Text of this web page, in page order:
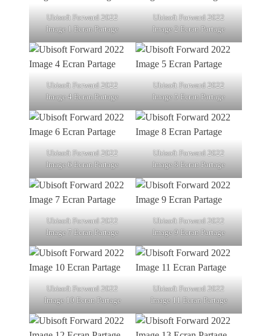
Ubisoft Forward 2022
Image 1 Ecran Partage
Ubisoft Forward 2022
Image 2 Ecran Partage
Ubisoft Forward 2022
Image 4 Ecran Partage
Ubisoft Forward 2022
Image 5 Ecran Partage
Ubisoft Forward 2022
Image 6 Ecran Partage
Ubisoft Forward 2022
Image 8 Ecran Partage
Ubisoft Forward 2022
Image 7 Ecran Partage
Ubisoft Forward 2022
Image 9 Ecran Partage
Ubisoft Forward 2022
Image 10 Ecran Partage
Ubisoft Forward 2022
Image 11 Ecran Partage